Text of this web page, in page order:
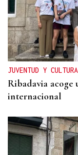
JUVENTUD Y
Ribadavia
internacional